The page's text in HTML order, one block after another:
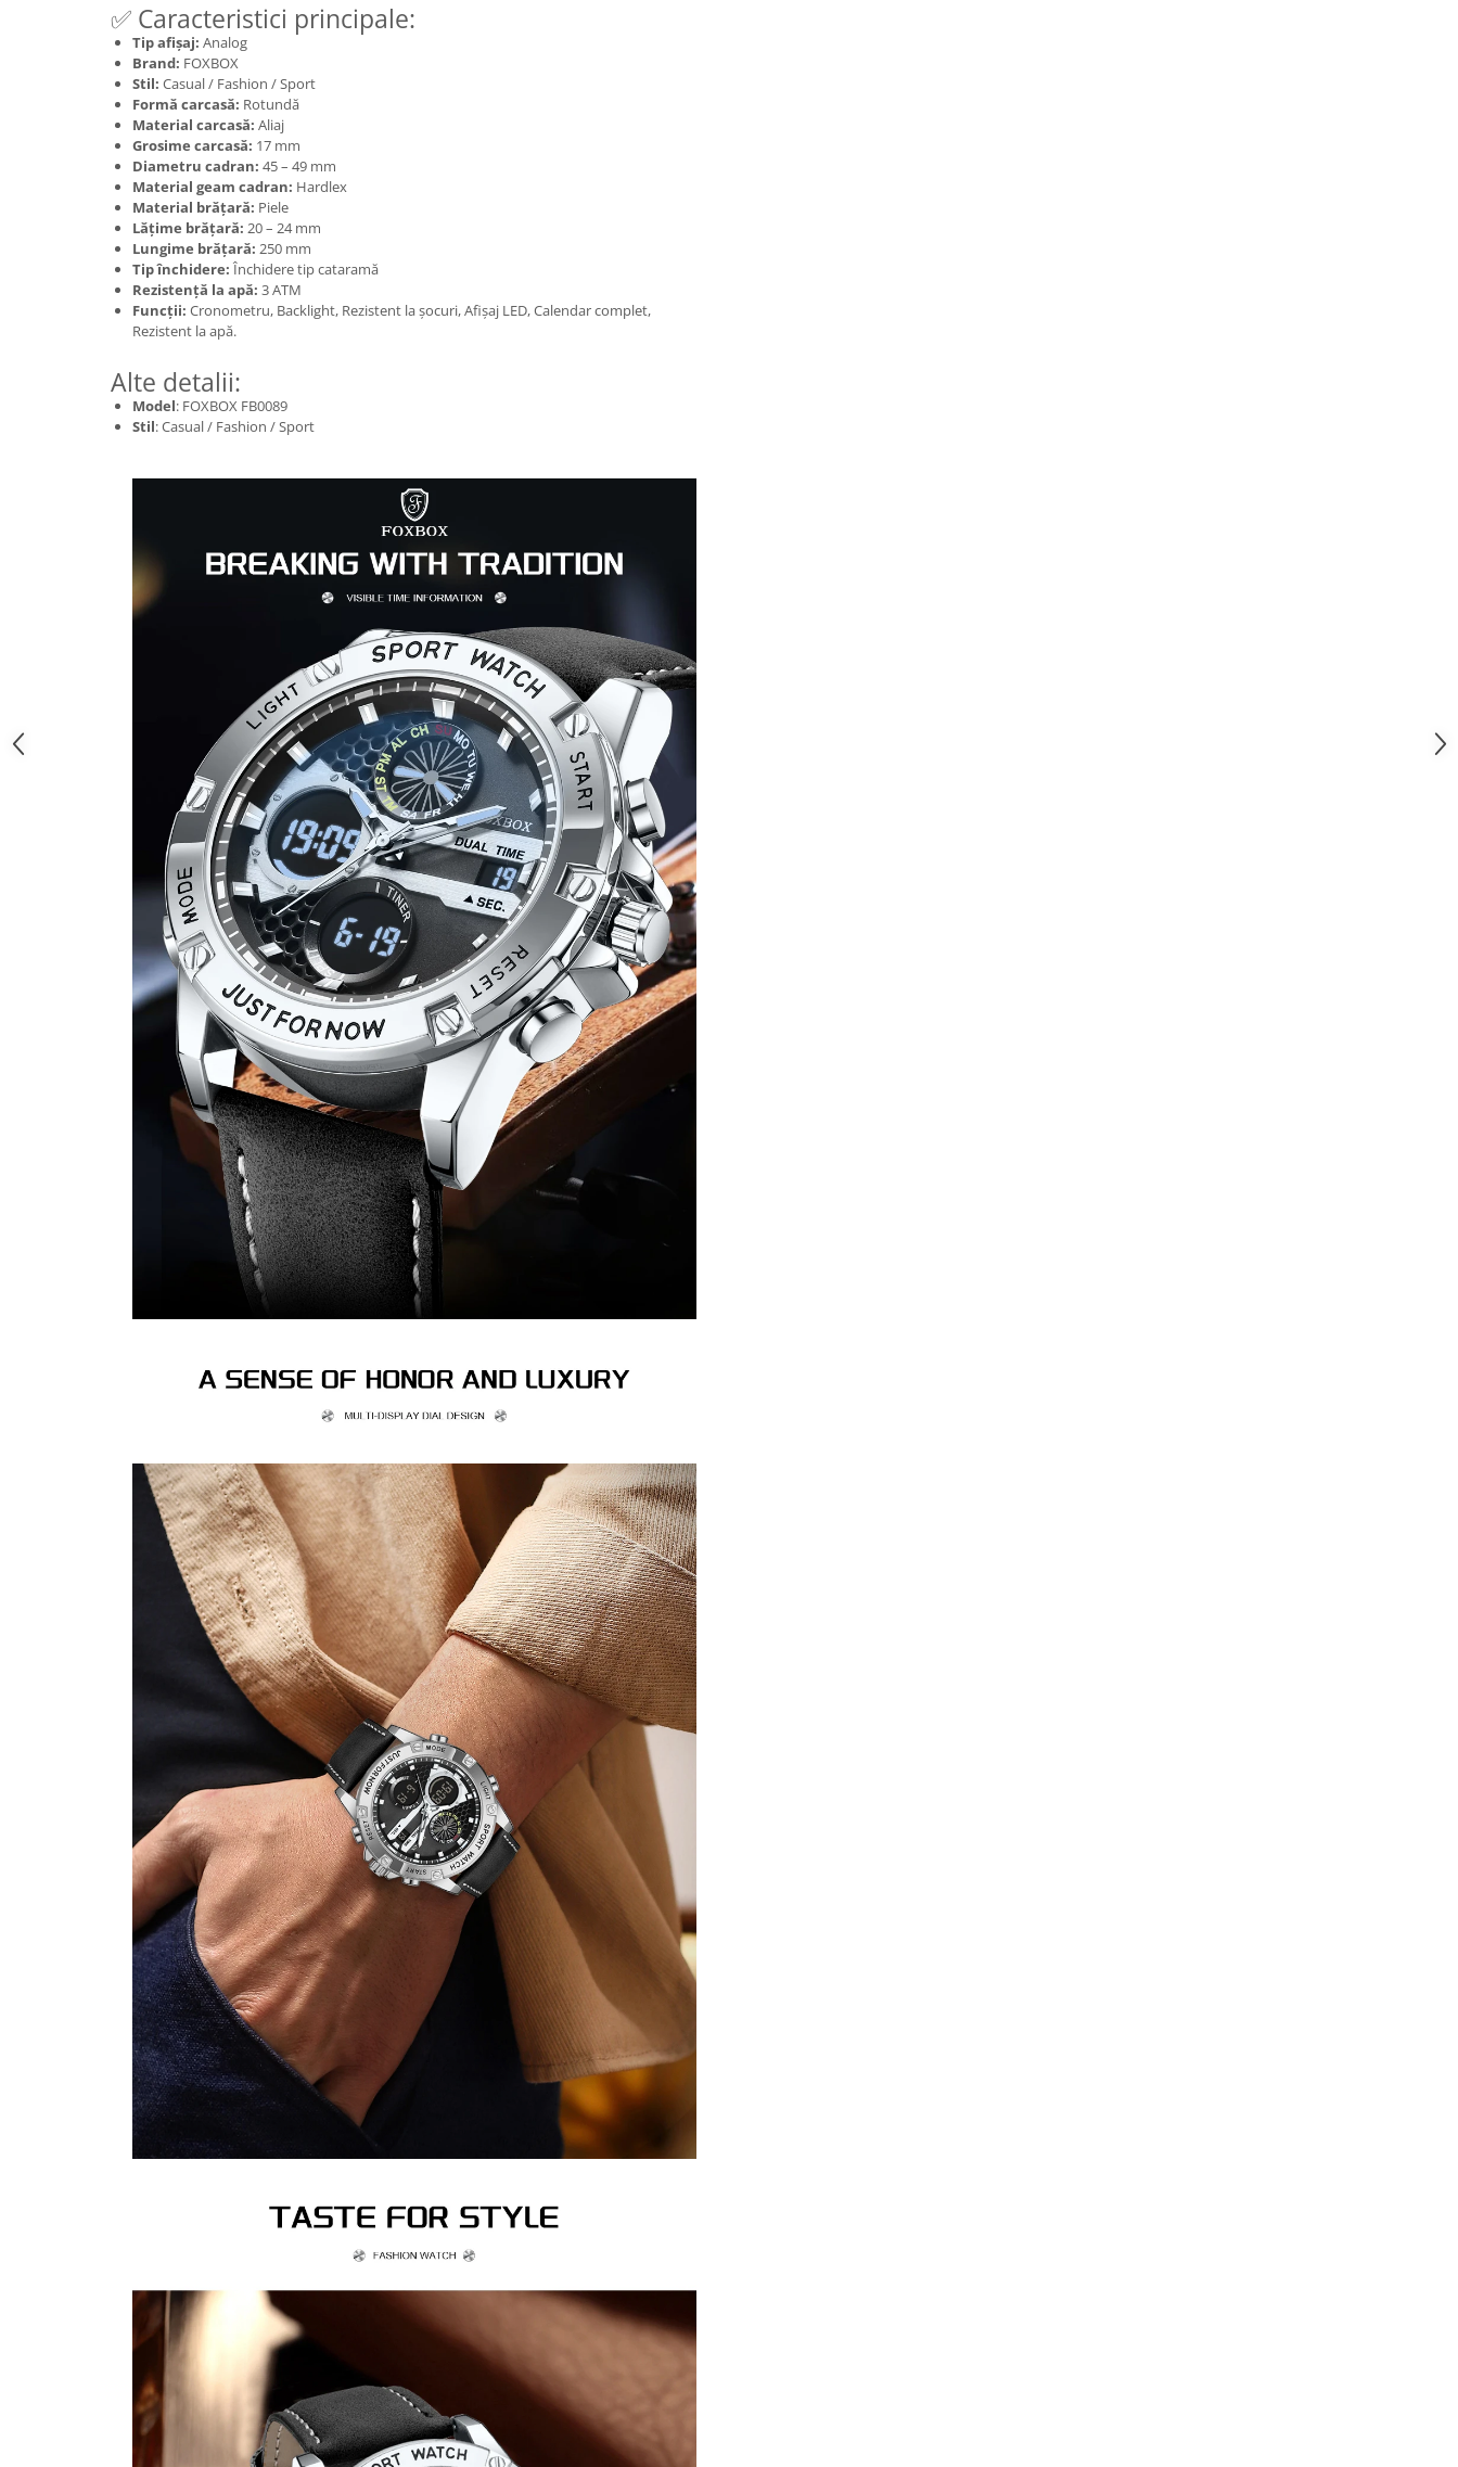
✅ Caracteristici principale:
Tip afișaj: Analog
Brand: FOXBOX
Stil: Casual / Fashion / Sport
Formă carcasă: Rotundă
Material carcasă: Aliaj
Grosime carcasă: 17 mm
Diametru cadran: 45 – 49 mm
Material geam cadran: Hardlex
Material brățară: Piele
Lățime brățară: 20 – 24 mm
Lungime brățară: 250 mm
Tip închidere: Închidere tip cataramă
Rezistență la apă: 3 ATM
Funcții: Cronometru, Backlight, Rezistent la șocuri, Afișaj LED, Calendar complet,
Rezistent la apă.
Alte detalii:
Model: FOXBOX FB0089
Stil: Casual / Fashion / Sport